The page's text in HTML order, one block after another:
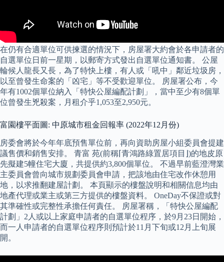
在仍有合適單位可供揀選的情況下，房屋署大約會於各申請者的
自選單位日前一星期，以郵寄方式發出自選單位通知書。 公屋
輪候人龍長又長，為了特快上樓，有人或「吼中」鄰近垃圾房，
以至曾發生命案的「凶宅」等不受歡迎單位。 房屋署公布，今
年有1002個單位納入「特快公屋編配計劃」，當中至少有8個單
位曾發生兇殺案，月租介乎1,053至2,950元。
富園樓平面圖: 中原城市租金回報率 (2022年12月份)
房委會將於今年年底預售單位前，再向資助房屋小組委員會提建
議售價和銷售安排。 青富 苑(前稱⌈青鴻路綠置居項目⌋)的地皮原
先擬建5幢住宅大廈，共提供約3,800個單位。 不過早前藍澄灣業
主委員會曾向城市規劃委員會申請，把該地由住宅改作休憩用
地，以求推翻建屋計劃。 本頁顯示的樓盤說明和相關信息均由
地產代理或業主或第三方提供的樓盤資料。 OneDay不保證或對
其準確性或完整性承擔任何責任。 房屋署稱，「特快公屋編配
計劃」2人或以上家庭申請者的自選單位程序，於9月23日開始，
而一人申請者的自選單位程序則預計於11月下旬或12月上旬展
開。